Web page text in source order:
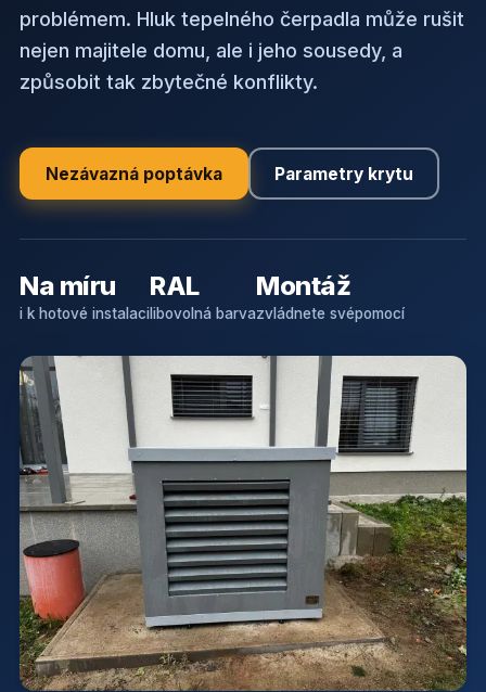
problémem. Hluk tepelného čerpadla může rušit
nejen majitele domu, ale i jeho sousedy, a
způsobit tak zbytečné konflikty.
Nezávazná poptávka Parametry krytu
Na míru
i k hotové instalaci
RAL
libovolná barva
Montáž
zvládnete svépomocí